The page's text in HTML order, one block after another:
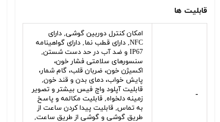
قابلیت ها
-
امکان کنترل دوربین گوشی, دارای
NFC, دارای قطب نما, دارای گواهینامه
IP67 و ضد آب در حد دست شستن,
سنسورهای سلامتی فشار خون،
اکسیژن خون، ضربان قلب، گام شمار،
پایش خواب، دمای بدن و قند خون,
قابلیت آپلود واچ فیس بیشتر و تصویر
زمینه دلخواه, قابلیت مکالمه و پاسخ
به تماس, قابلیت پیدا کردن ساعت از
طریق گوشی و گوشی از طریق ساعت,